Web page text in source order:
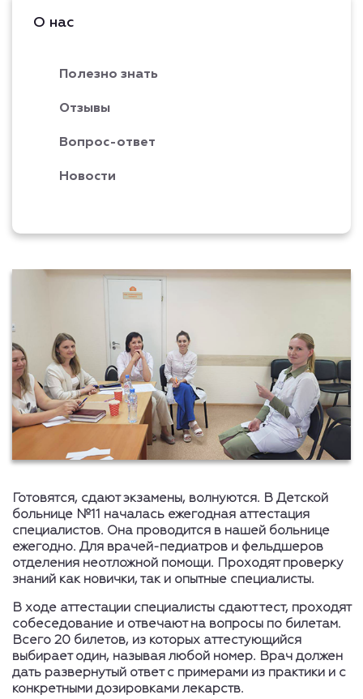
О нас
Полезно знать
Отзывы
Вопрос-ответ
Новости
Готовятся, сдают экзамены, волнуются. В Детской
больнице №11 началась ежегодная аттестация
специалистов. Она проводится в нашей больнице
ежегодно. Для врачей-педиатров и фельдшеров
отделения неотложной помощи. Проходят проверку
знаний как новички, так и опытные специалисты.
В ходе аттестации специалисты сдают тест, проходят
собеседование и отвечают на вопросы по билетам.
Всего 20 билетов, из которых аттестующийся
выбирает один, называя любой номер. Врач должен
дать развернутый ответ с примерами из практики и с
конкретными дозировками лекарств.